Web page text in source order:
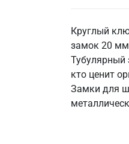
Круглый
замок 20 мм
Тубулярный
кто ценит
Замки для